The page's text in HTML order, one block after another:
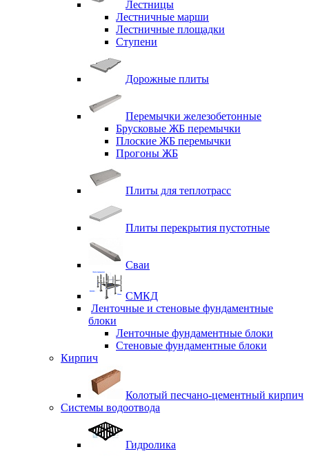
Лестницы
Лестничные марши
Лестничные площадки
Ступени
Дорожные плиты
Перемычки железобетонные
Брусковые ЖБ перемычки
Плоские ЖБ перемычки
Прогоны ЖБ
Плиты для теплотрасс
Плиты перекрытия пустотные
Сваи
СМКД
Ленточные и стеновые фундаментные
блоки
Ленточные фундаментные блоки
Стеновые фундаментные блоки
Кирпич
Колотый песчано-цементный кирпич
Системы водоотвода
Гидролика